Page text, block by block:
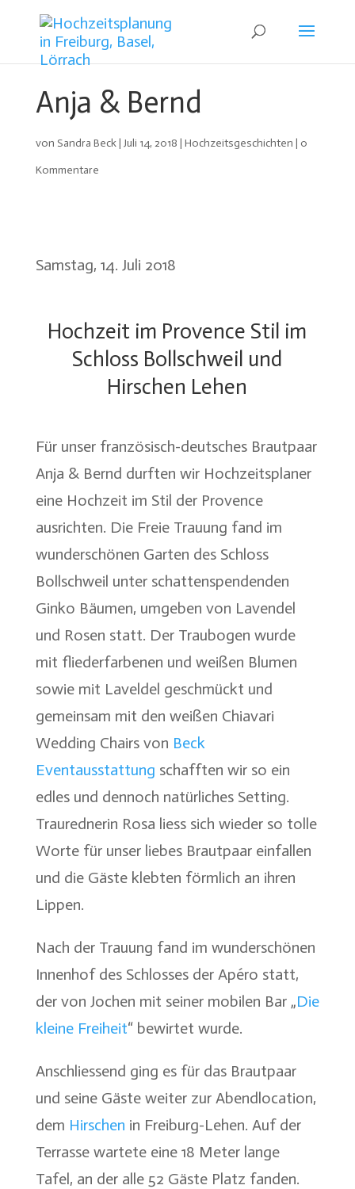
Anja & Bernd
von Sandra Beck| Juli 14, 2018 | Hochzeitsgeschichten | 0
Kommentare
Samstag, 14. Juli 2018
Hochzeit im Provence Stil im
Schloss Bollschweil und
Hirschen Lehen
Für unser französisch-deutsches Brautpaar
Anja & Bernd durften wir Hochzeitsplaner
eine Hochzeit im Stil der Provence
ausrichten. Die Freie Trauung fand im
wunderschönen Garten des Schloss
Bollschweil unter schattenspendenden
Ginko Bäumen, umgeben von Lavendel
und Rosen statt. Der Traubogen wurde
mit fliederfarbenen und weißen Blumen
sowie mit Laveldel geschmückt und
gemeinsam mit den weißen Chiavari
Wedding Chairs von Beck
Eventausstattung schafften wir so ein
edles und dennoch natürliches Setting.
Traurednerin Rosa liess sich wieder so tolle
Worte für unser liebes Brautpaar einfallen
und die Gäste klebten förmlich an ihren
Lippen.
Nach der Trauung fand im wunderschönen
Innenhof des Schlosses der Apéro statt,
der von Jochen mit seiner mobilen Bar „Die
kleine Freiheit“ bewirtet wurde.
Anschliessend ging es für das Brautpaar
und seine Gäste weiter zur Abendlocation,
dem Hirschen in Freiburg-Lehen. Auf der
Terrasse wartete eine 18 Meter lange
Tafel, an der alle 52 Gäste Platz fanden.